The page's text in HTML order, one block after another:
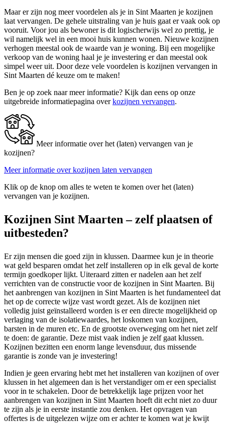
Maar er zijn nog meer voordelen als je in Sint Maarten je kozijnen
laat vervangen. De gehele uitstraling van je huis gaat er vaak ook op
vooruit. Voor jou als bewoner is dit logischerwijs wel zo prettig, je
wil namelijk wel in een mooi huis kunnen wonen. Nieuwe kozijnen
verhogen meestal ook de waarde van je woning. Bij een mogelijke
verkoop van de woning haal je je investering er dan meestal ook
simpel weer uit. Door deze vele voordelen is kozijnen vervangen in
Sint Maarten dé keuze om te maken!
Ben je op zoek naar meer informatie? Kijk dan eens op onze
uitgebreide informatiepagina overkozijnen vervangen.
Meer informatie over het (laten) vervangen van je
kozijnen?
Meer informatie over kozijnen laten vervangen
Klik op de knop om alles te weten te komen over het (laten)
vervangen van je kozijnen.
Kozijnen Sint Maarten – zelf plaatsen of
uitbesteden?
Er zijn mensen die goed zijn in klussen. Daarmee kun je in theorie
wat geld besparen omdat het zelf installeren op in elk geval de korte
termijn goedkoper lijkt. Uiteraard zitten er nadelen aan het zelf
verrichten van de constructie voor de kozijnen in Sint Maarten. Bij
het aanbrengen van kozijnen in Sint Maarten is het fundamenteel dat
het op de correcte wijze vast wordt gezet. Als de kozijnen niet
volledig juist geïnstalleerd worden is er een directe mogelijkheid op
verlaging van de isolatiewaardes, het loskomen van kozijnen,
barsten in de muren etc. En de grootste overweging om het niet zelf
te doen: de garantie. Deze mist vaak indien je zelf gaat klussen.
Kozijnen bezitten een enorm lange levensduur, dus missende
garantie is zonde van je investering!
Indien je geen ervaring hebt met het installeren van kozijnen of over
klussen in het algemeen dan is het verstandiger om er een specialist
voor in te schakelen. Door de betrekkelijk lage prijzen voor het
aanbrengen van kozijnen in Sint Maarten hoeft dit echt niet zo duur
te zijn als je in eerste instantie zou denken. Het opvragen van
offertes is de uitgelezen wijze om er achter te komen wat je kwijt